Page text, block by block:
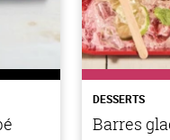
DESSERTS
Barres